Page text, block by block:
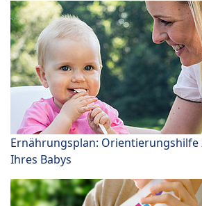
Ernährungsplan:
Ihres Babys